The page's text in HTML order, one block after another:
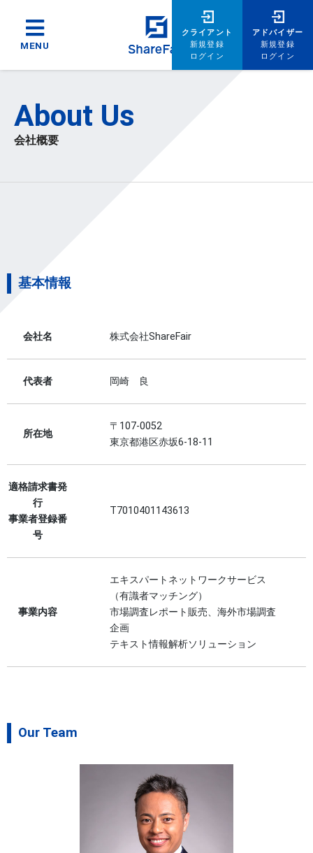
MENU
クライアント
新規登録
ログイン
アドバイザー
新規登録
ログイン
About Us
会社概要
基本情報
会社名 株式会社ShareFair
代表者 岡崎 良
所在地
〒107-0052
東京都港区赤坂6-18-11
適格請求書発
行
事業者登録番
号
T7010401143613
事業内容
エキスパートネットワークサービス
（有識者マッチング）
市場調査レポート販売、海外市場調査
企画
テキスト情報解析ソリューション
Our Team